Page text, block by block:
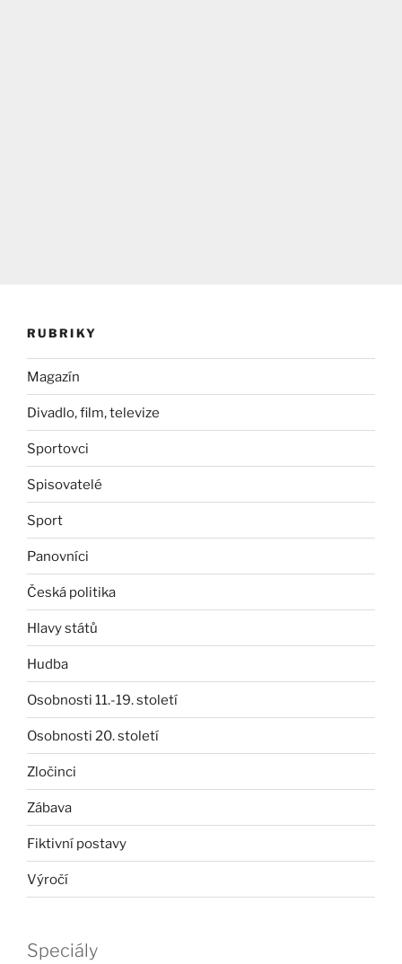
RUBRIKY
Magazín
Divadlo, film, televize
Sportovci
Spisovatelé
Sport
Panovníci
Česká politika
Hlavy států
Hudba
Osobnosti 11.-19. století
Osobnosti 20. století
Zločinci
Zábava
Fiktivní postavy
Výročí
Speciály